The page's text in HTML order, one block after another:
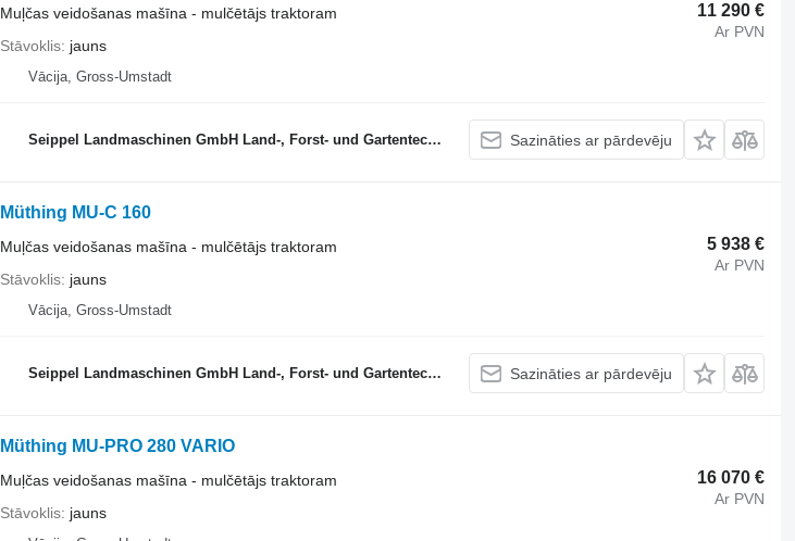
11 290 €
Ar PVN
Muļčas veidošanas mašīna - mulčētājs traktoram
Stāvoklis jauns
Vācija, Gross-Umstadt
Seippel Landmaschinen GmbH Land-, Forst- und Gartentechnik Sazināties ar pārdevēju
Müthing MU-C 160
5 938 €
Ar PVN
Muļčas veidošanas mašīna - mulčētājs traktoram
Stāvoklis jauns
Vācija, Gross-Umstadt
Seippel Landmaschinen GmbH Land-, Forst- und Gartentechnik Sazināties ar pārdevēju
Müthing MU-PRO 280 VARIO
16 070 €
Ar PVN
Muļčas veidošanas mašīna - mulčētājs traktoram
Stāvoklis jauns